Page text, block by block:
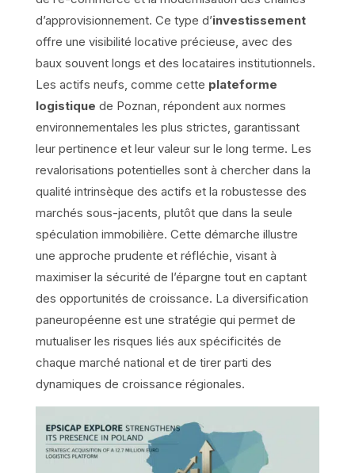
d’approvisionnement. Ce type d’investissement
offre une visibilité locative précieuse, avec des
baux souvent longs et des locataires institutionnels.
Les actifs neufs, comme cette plateforme
logistique de Poznan, répondent aux normes
environnementales les plus strictes, garantissant
leur pertinence et leur valeur sur le long terme. Les
revalorisations potentielles sont à chercher dans la
qualité intrinsèque des actifs et la robustesse des
marchés sous-jacents, plutôt que dans la seule
spéculation immobilière. Cette démarche illustre
une approche prudente et réfléchie, visant à
maximiser la sécurité de l’épargne tout en captant
des opportunités de croissance. La diversification
paneuropéenne est une stratégie qui permet de
mutualiser les risques liés aux spécificités de
chaque marché national et de tirer parti des
dynamiques de croissance régionales.